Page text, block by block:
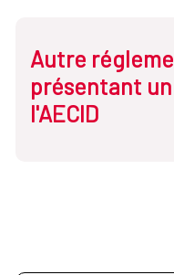
Autre
présentant
l'AECID